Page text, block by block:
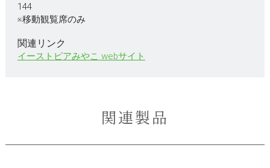
144
※移動観覧席のみ
関連リンク
イーストピアみやこ webサイト
関連製品